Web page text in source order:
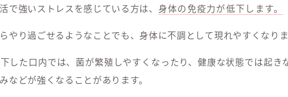
で強いストレスを感じている方は、 身体の免疫力が低下します。
やり過ごせるようなことでも、身体に不調として現れやすくなりま
した口内では、菌が繁殖しやすくなったり、健康な状態では起
などが強くなることがあります。